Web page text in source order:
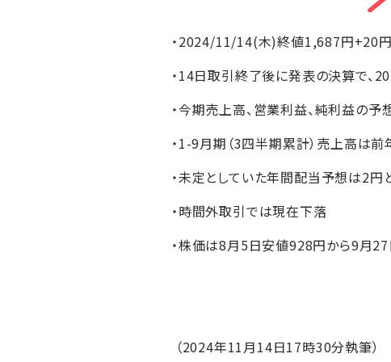
・2024/11/14(木)終値1,687円+20円
・14日取引終了後に発表の決算で、
・今期売上高、営業利益、純利益の
・1-9月期（3四半期累計）売上高は
・未定としていた年間配当予想は2
・時間外取引では現在下落
・株価は8月5日安値928円から9月
（2024年11月14日17時30分執筆）